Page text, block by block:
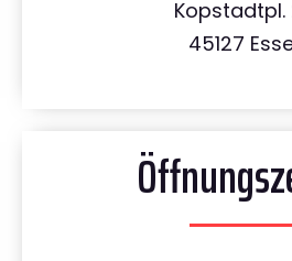
Kopstadtpl.
45127